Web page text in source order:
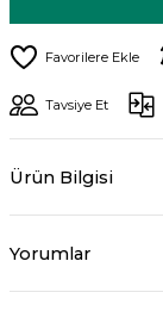
Tavsiye Et
Ürün Bilgisi
Yorumlar